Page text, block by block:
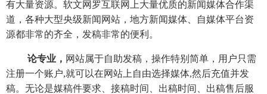
有大量资源。软文网罗互联网上大量优质的新闻媒体合作渠
道，各种大型央级新闻网站，地方新闻媒体、自媒体平台资
源都非常的齐全，发稿非常的便利。
论专业， 网站属于自助发稿，操作特别简单，用户只需
注册一个账户,就可以在网站上自由选择媒体,然后充值并发
稿。无论是媒稿件要求、接稿时间、出稿时间、出稿售后服